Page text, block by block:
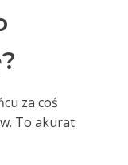
za coś
To akurat